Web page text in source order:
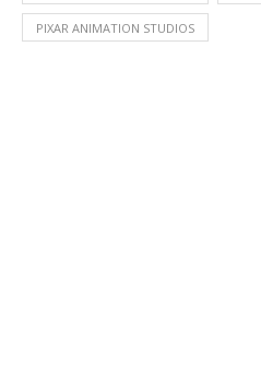
PIXAR ANIMATION STUDIOS